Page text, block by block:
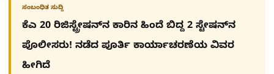
ಸಂಬಂಧಿತ ಸುದ್ದಿ
ಕೆಎ 20 ರಿಜಿಸ್ಟ್ರೇಷನ್​ನ ಕಾರಿನ ಹಿಂದೆ ಬಿದ್ದ 2 ಸ್ಟೇಷನ್​ನ
ಪೊಲೀಸರು! ನಡೆದ ಪೂರ್ತಿ ಕಾರ್ಯಾಚರಣೆಯ ವಿವರ
ಹೀಗಿದೆ